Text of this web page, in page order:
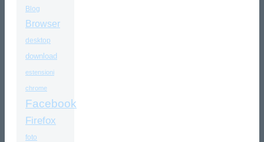
Blog
Browser
desktop
download
estensioni
chrome
Facebook
Firefox
foto